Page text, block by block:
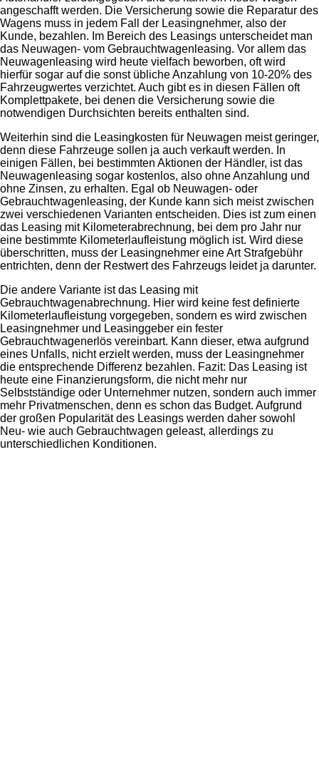
angeschafft werden. Die Versicherung sowie die Reparatur des
Wagens muss in jedem Fall der Leasingnehmer, also der
Kunde, bezahlen. Im Bereich des Leasings unterscheidet man
das Neuwagen- vom Gebrauchtwagenleasing. Vor allem das
Neuwagenleasing wird heute vielfach beworben, oft wird
hierfür sogar auf die sonst übliche Anzahlung von 10-20% des
Fahrzeugwertes verzichtet. Auch gibt es in diesen Fällen oft
Komplettpakete, bei denen die Versicherung sowie die
notwendigen Durchsichten bereits enthalten sind.
Weiterhin sind die Leasingkosten für Neuwagen meist geringer,
denn diese Fahrzeuge sollen ja auch verkauft werden. In
einigen Fällen, bei bestimmten Aktionen der Händler, ist das
Neuwagenleasing sogar kostenlos, also ohne Anzahlung und
ohne Zinsen, zu erhalten. Egal ob Neuwagen- oder
Gebrauchtwagenleasing, der Kunde kann sich meist zwischen
zwei verschiedenen Varianten entscheiden. Dies ist zum einen
das Leasing mit Kilometerabrechnung, bei dem pro Jahr nur
eine bestimmte Kilometerlaufleistung möglich ist. Wird diese
überschritten, muss der Leasingnehmer eine Art Strafgebühr
entrichten, denn der Restwert des Fahrzeugs leidet ja darunter.
Die andere Variante ist das Leasing mit
Gebrauchtwagenabrechnung. Hier wird keine fest definierte
Kilometerlaufleistung vorgegeben, sondern es wird zwischen
Leasingnehmer und Leasinggeber ein fester
Gebrauchtwagenerlös vereinbart. Kann dieser, etwa aufgrund
eines Unfalls, nicht erzielt werden, muss der Leasingnehmer
die entsprechende Differenz bezahlen. Fazit: Das Leasing ist
heute eine Finanzierungsform, die nicht mehr nur
Selbstständige oder Unternehmer nutzen, sondern auch immer
mehr Privatmenschen, denn es schon das Budget. Aufgrund
der großen Popularität des Leasings werden daher sowohl
Neu- wie auch Gebrauchtwagen geleast, allerdings zu
unterschiedlichen Konditionen.